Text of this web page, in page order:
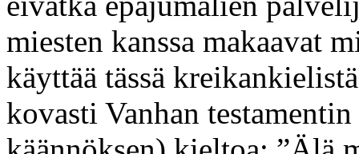
miesten kanssa makaavat
käyttää tässä
kovasti Vanhan